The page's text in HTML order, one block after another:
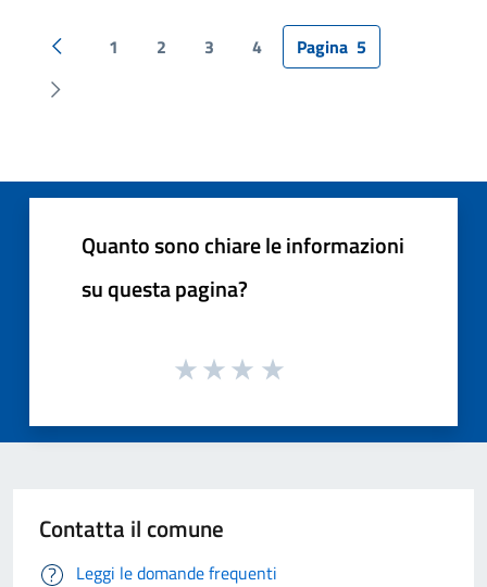
Pagina precedente
1 2 3 4 Pagina 5
Pagina successiva
Quanto sono chiare le informazioni
su questa pagina?
Contatta il comune
Leggi le domande frequenti